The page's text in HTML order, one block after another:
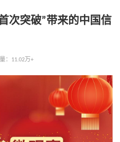
次突破”带来的中国信
：11.02万+